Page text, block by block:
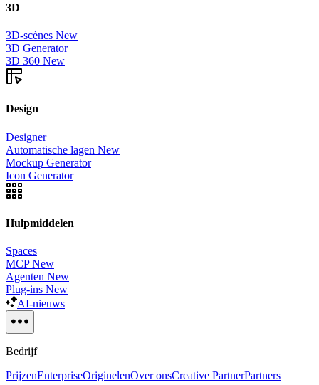
3D
3D-scènes New
3D Generator
3D 360 New
Design
Designer
Automatische lagen New
Mockup Generator
Icon Generator
Hulpmiddelen
Spaces
MCP New
Agenten New
Plug-ins New
AI-nieuws
Bedrijf
PrijzenEnterpriseOriginelenOver onsCreative PartnerPartners